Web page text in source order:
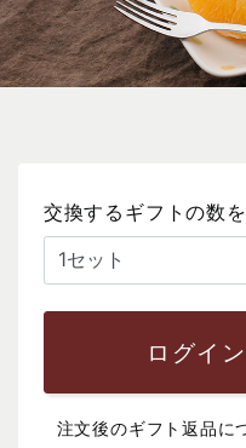
交換するギフトの数
ログイ
注文後のギフト返品に